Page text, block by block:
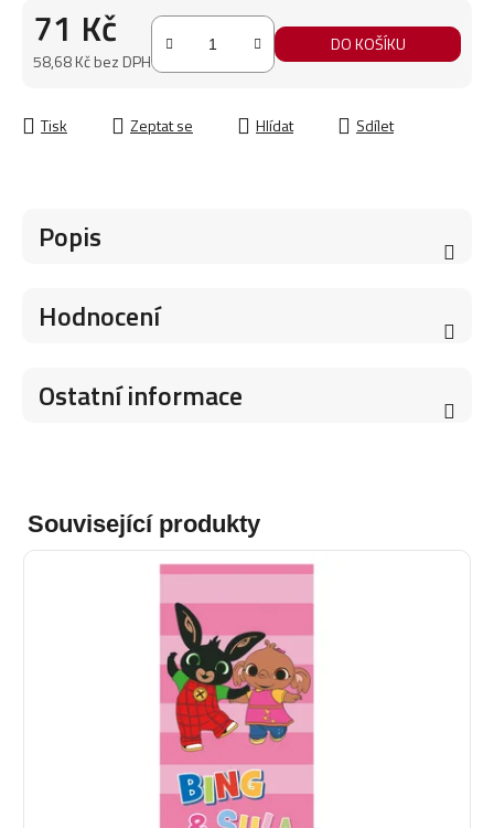
71 Kč
58,68 Kč bez DPH
DO KOŠÍKU
Tisk Zeptat se Hlídat Sdílet
Popis
Hodnocení
Ostatní informace
Související produkty